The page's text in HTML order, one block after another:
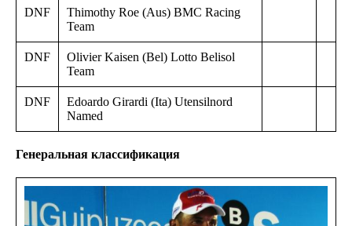
DNF
Thimothy Roe (Aus) BMC Racing
Team
DNF
Olivier Kaisen (Bel) Lotto Belisol
Team
DNF
Edoardo Girardi (Ita) Utensilnord
Named
Генеральная классификация